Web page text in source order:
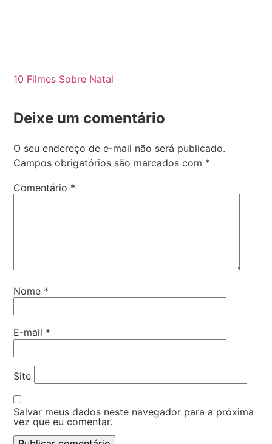
10 Filmes Sobre Natal
Deixe um comentário
O seu endereço de e-mail não será publicado.
Campos obrigatórios são marcados com *
Comentário *
Nome *
E-mail *
Site
Salvar meus dados neste navegador para a próxima
vez que eu comentar.